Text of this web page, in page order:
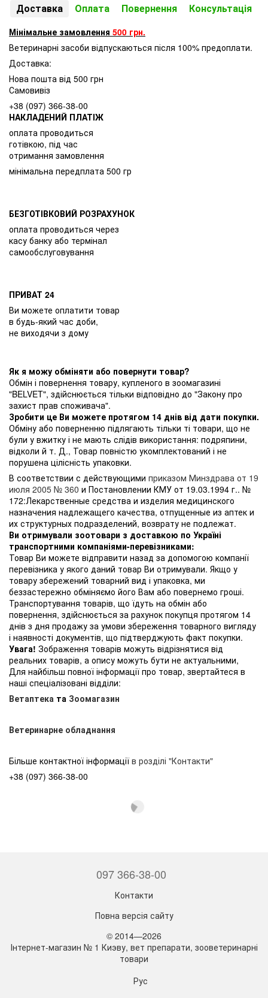
Доставка Оплата Повернення Консультація
Мінімальне замовлення 500 грн.
Ветеринарні засоби відпускаються після 100% предоплати.
Доставка:
Нова пошта від 500 грн
Самовивіз
+38 (097) 366-38-00
НАКЛАДЕНИЙ ПЛАТІЖ
оплата проводиться
готівкою, під час
отримання замовлення
мінімальна передплата 500 гр
БЕЗГОТІВКОВИЙ РОЗРАХУНОК
оплата проводиться через
касу банку або термінал
самообслуговування
ПРИВАТ 24
Ви можете оплатити товар
в будь-який час доби,
не виходячи з дому
Як я можу обміняти або повернути товар?
Обмін і повернення товару, купленого в зоомагазині
"BELVET", здійснюється тільки відповідно до "Закону про
захист прав споживача".
Зробити це Ви можете протягом 14 днів від дати покупки.
Обміну або поверненню підлягають тільки ті товари, що не
були у вжитку і не мають слідів використання: подряпини,
відколи й т. Д., Товар повністю укомплектований і не
порушена цілісність упаковки.
В соответствии с действующими приказом Минздрава от 19
июля 2005 № 360 и Постановлении КМУ от 19.03.1994 г.. №
172:Лекарственные средства и изделия медицинского
назначения надлежащего качества, отпущенные из аптек и
их структурных подразделений, возврату не подлежат.
Ви отримували зоотовари з доставкою по Україні
транспортними компаніями-перевізниками:
Товар Ви можете відправити назад за допомогою компанії
перевізника у якого даний товар Ви отримували. Якщо у
товару збережений товарний вид і упаковка, ми
беззастережно обміняємо його Вам або повернемо гроші.
Транспортування товарів, що їдуть на обмін або
повернення, здійснюється за рахунок покупця протягом 14
днів з дня продажу за умови збереження товарного вигляду
і наявності документів, що підтверджують факт покупки.
Увага! Зображення товарів можуть відрізнятися від
реальних товарів, а опису можуть бути не актуальними,
Для найбільш повної інформації про товар, звертайтеся в
наші спеціалізовані відділи:
Ветаптека та Зоомагазин
Ветеринарне обладнання
Більше контактної інформації в розділі "Контакти"
+38 (097) 366-38-00
097 366-38-00
Контакти
Повна версія сайту
© 2014—2026
Інтернет-магазин № 1 Киэву, вет препарати, зооветеринарні
товари
Рус